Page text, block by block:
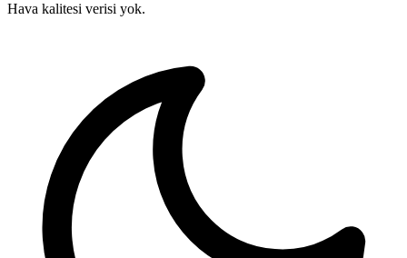
Hava kalitesi verisi yok.